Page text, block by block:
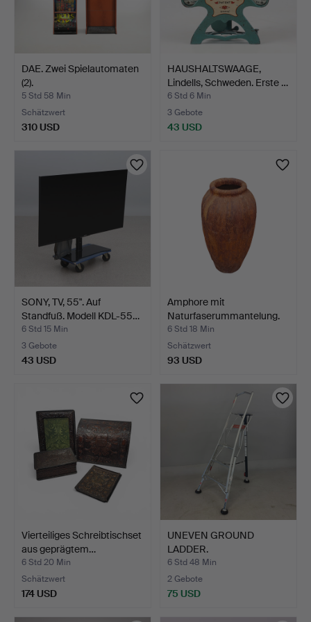
DAE. Zwei Spielautomaten
(2).
5 Std 58 Min
Schätzwert
310 USD
HAUSHALTSWAAGE,
Lindells, Schweden. Erste …
6 Std 6 Min
3 Gebote
43 USD
SONY, TV, 55". Auf
Standfuß. Modell KDL-55…
6 Std 15 Min
3 Gebote
43 USD
Amphore mit
Naturfaserummantelung.
6 Std 18 Min
Schätzwert
93 USD
Vierteiliges Schreibtischset
aus geprägtem…
6 Std 20 Min
Schätzwert
174 USD
UNEVEN GROUND
LADDER.
6 Std 48 Min
2 Gebote
75 USD